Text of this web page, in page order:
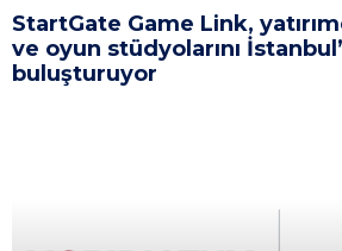
StartGate Game Link,
ve oyun stüdyolarını
buluşturuyor